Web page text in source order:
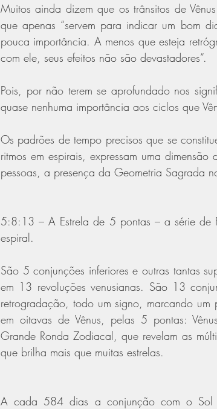
Muitos ainda dizem que os trânsitos de
que apenas “servem para indicar um bom
pouca importância. A menos que esteja
com ele, seus efeitos não são devastadores”.
Pois, por não terem se aprofundado nos
quase nenhuma importância aos ciclos que
Os padrões de tempo precisos que se
ritmos em espirais, expressam uma
pessoas, a presença da Geometria Sagrada
5:8:13 – A Estrela de 5 pontas – a série de
espiral.
São 5 conjunções inferiores e outras tantas
em 13 revoluções venusianas. São 13
retrogradação, todo um signo, marcando
em oitavas de Vênus, pelas 5 pontas:
Grande Ronda Zodiacal, que revelam as
que brilha mais que muitas estrelas.
A cada 584 dias a conjunção com o Sol